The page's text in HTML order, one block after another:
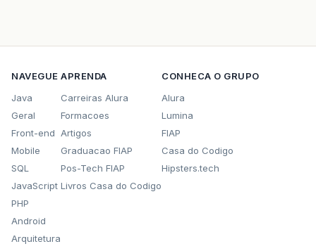
NAVEGUE
Java
Geral
Front-end
Mobile
SQL
JavaScript
PHP
Android
Arquitetura
APRENDA
Carreiras Alura
Formacoes
Artigos
Graduacao FIAP
Pos-Tech FIAP
Livros Casa do Codigo
CONHECA O GRUPO
Alura
Lumina
FIAP
Casa do Codigo
Hipsters.tech